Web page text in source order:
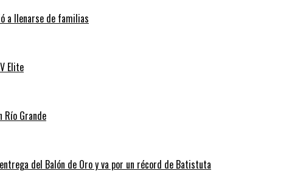
a llenarse de familias
Elite
Río Grande
del Balón de Oro y va por un récord de Batistuta